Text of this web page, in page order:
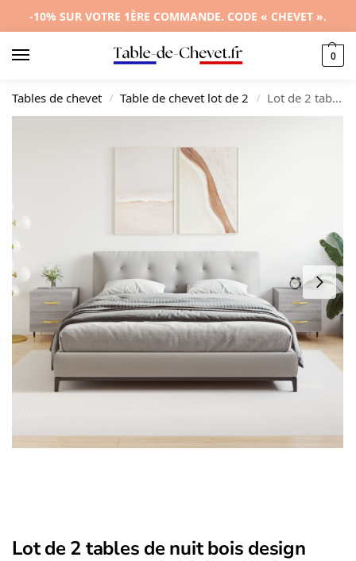
-10% SUR VOTRE 1ÈRE COMMANDE. CODE « CHEVET ».
0
Tables de chevet / Table de chevet lot de 2 / Lot de 2 tables de nuit bois design moderne compact, 40x35x47.5cm
Lot de 2 tables de nuit bois design